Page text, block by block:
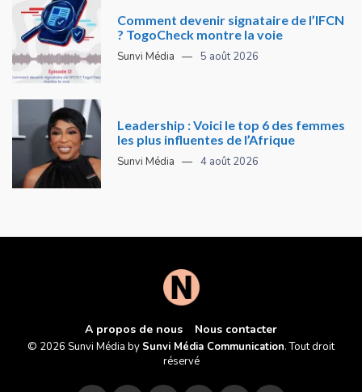
Comment devenir signataire de l’IFCN
? TogoCheck montre la voie
Sunvi Média 5 août 2026
Leadership : Voici le top 6 des femmes
les plus influentes de l’Afrique
Sunvi Média 4 août 2026
A propos de nous Nous contacter
© 2026 Sunvi Média by Sunvi Média Communication. Tout droit
réservé